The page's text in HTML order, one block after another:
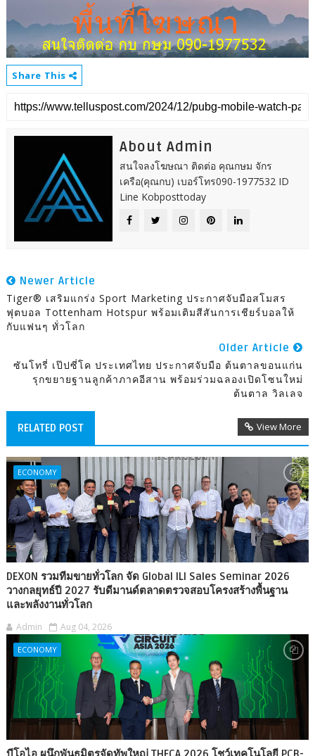
Share This
About Admin
สนใจลงโฆษณา ติดต่อ คุณกษม จักร
เครือ(คุณกบ) เบอร์โทร090-1977532 ID
Line Kobposttoday
Newer Article
Tiger® เสริมแกร่ง Sport Marketing ประกาศจับมือสโมสร
ฟุตบอล Tottenham Hotspur พร้อมเติมสีสันการเชียร์บอลให้
กับแฟนๆ ทั่วโลก
Older Article
ซันโทรี่ เป๊ปซี่โค ประเทศไทย ประกาศจับมือ ต้นตาลขอนแก่น
รุกขยายฐานลูกค้าภาคอีสาน พร้อมร่วมฉลองเปิดโซนใหม่
ต้นตาล วิลเลจ
RELATED POST View More
ECONOMY
DEXON รวมทีมขายทั่วโลก จัด Global ILI Sales Seminar 2026
วางกลยุทธ์ปี 2027 รับดีมานด์ตลาดตรวจสอบโครงสร้างพื้นฐาน
และพลังงานทั่วโลก
Admin Aug 04, 2026
ECONOMY